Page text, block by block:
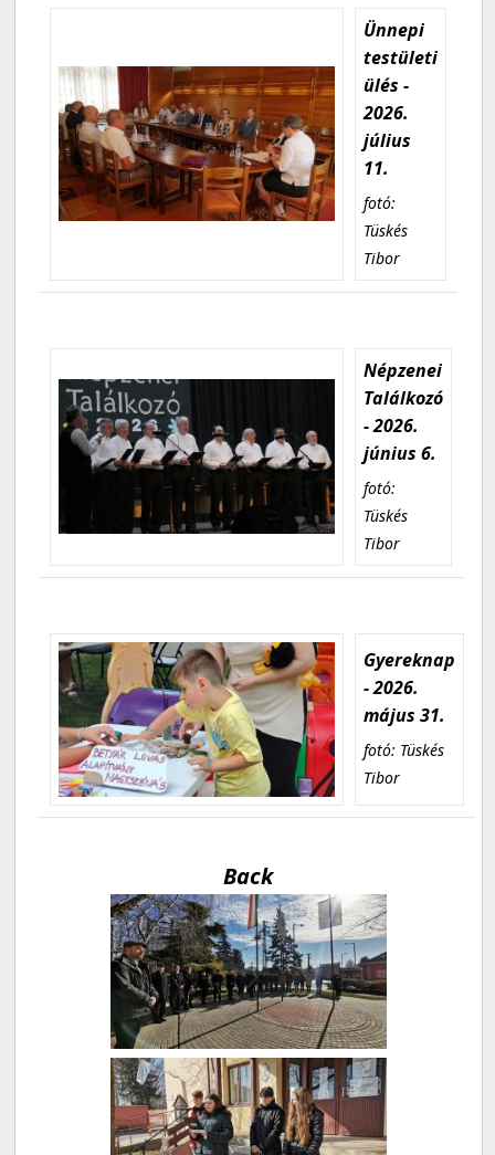
Ünnepi
testületi
ülés -
2026.
július
11.
fotó:
Tüskés
Tibor
Népzenei
Találkozó
- 2026.
június 6.
fotó:
Tüskés
Tibor
Gyereknap
- 2026.
május 31.
fotó: Tüskés
Tibor
Back